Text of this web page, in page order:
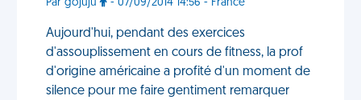
Par gojuju - 07/09/2014 14:56 - France
Aujourd'hui, pendant des exercices
d'assouplissement en cours de fitness, la prof
d'origine américaine a profité d'un moment de
silence pour me faire gentiment remarquer